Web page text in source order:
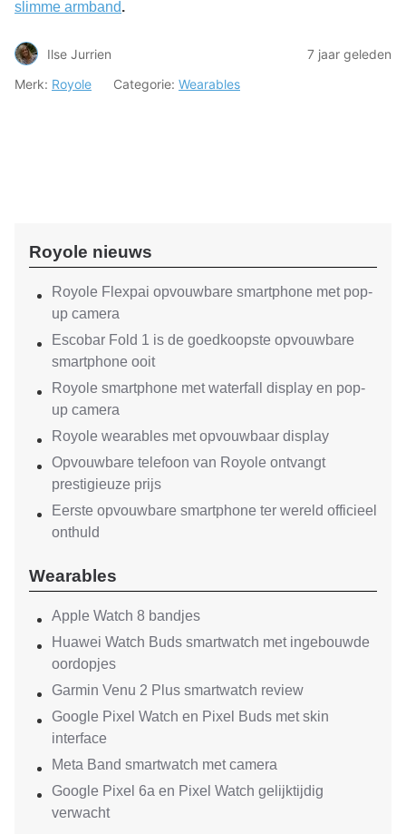
slimme armband.
Ilse Jurrien
7 jaar geleden
Merk: Royole Categorie: Wearables
Royole nieuws
Royole Flexpai opvouwbare smartphone met pop-
up camera
Escobar Fold 1 is de goedkoopste opvouwbare
smartphone ooit
Royole smartphone met waterfall display en pop-
up camera
Royole wearables met opvouwbaar display
Opvouwbare telefoon van Royole ontvangt
prestigieuze prijs
Eerste opvouwbare smartphone ter wereld officieel
onthuld
Wearables
Apple Watch 8 bandjes
Huawei Watch Buds smartwatch met ingebouwde
oordopjes
Garmin Venu 2 Plus smartwatch review
Google Pixel Watch en Pixel Buds met skin
interface
Meta Band smartwatch met camera
Google Pixel 6a en Pixel Watch gelijktijdig
verwacht